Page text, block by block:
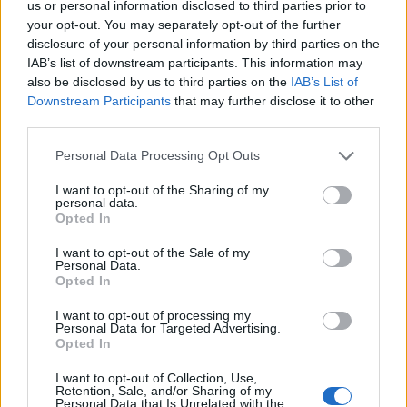
us or personal information disclosed to third parties prior to
your opt-out. You may separately opt-out of the further
disclosure of your personal information by third parties on the
IAB’s list of downstream participants. This information may
also be disclosed by us to third parties on the IAB’s List of
Downstream Participants that may further disclose it to other
Personal Data Processing Opt Outs
I want to opt-out of the Sharing of my
personal data.
Opted In
I want to opt-out of the Sale of my
Personal Data.
Opted In
I want to opt-out of processing my
Personal Data for Targeted Advertising.
Opted In
I want to opt-out of Collection, Use,
Retention, Sale, and/or Sharing of my
Personal Data that Is Unrelated with the
Via Confalonieri, 5
Tutti gli eventi
diagosto